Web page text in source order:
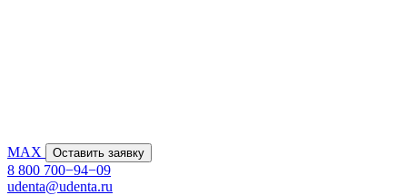
MAX Оставить заявку
8 800 700−94−09
udenta@udenta.ru